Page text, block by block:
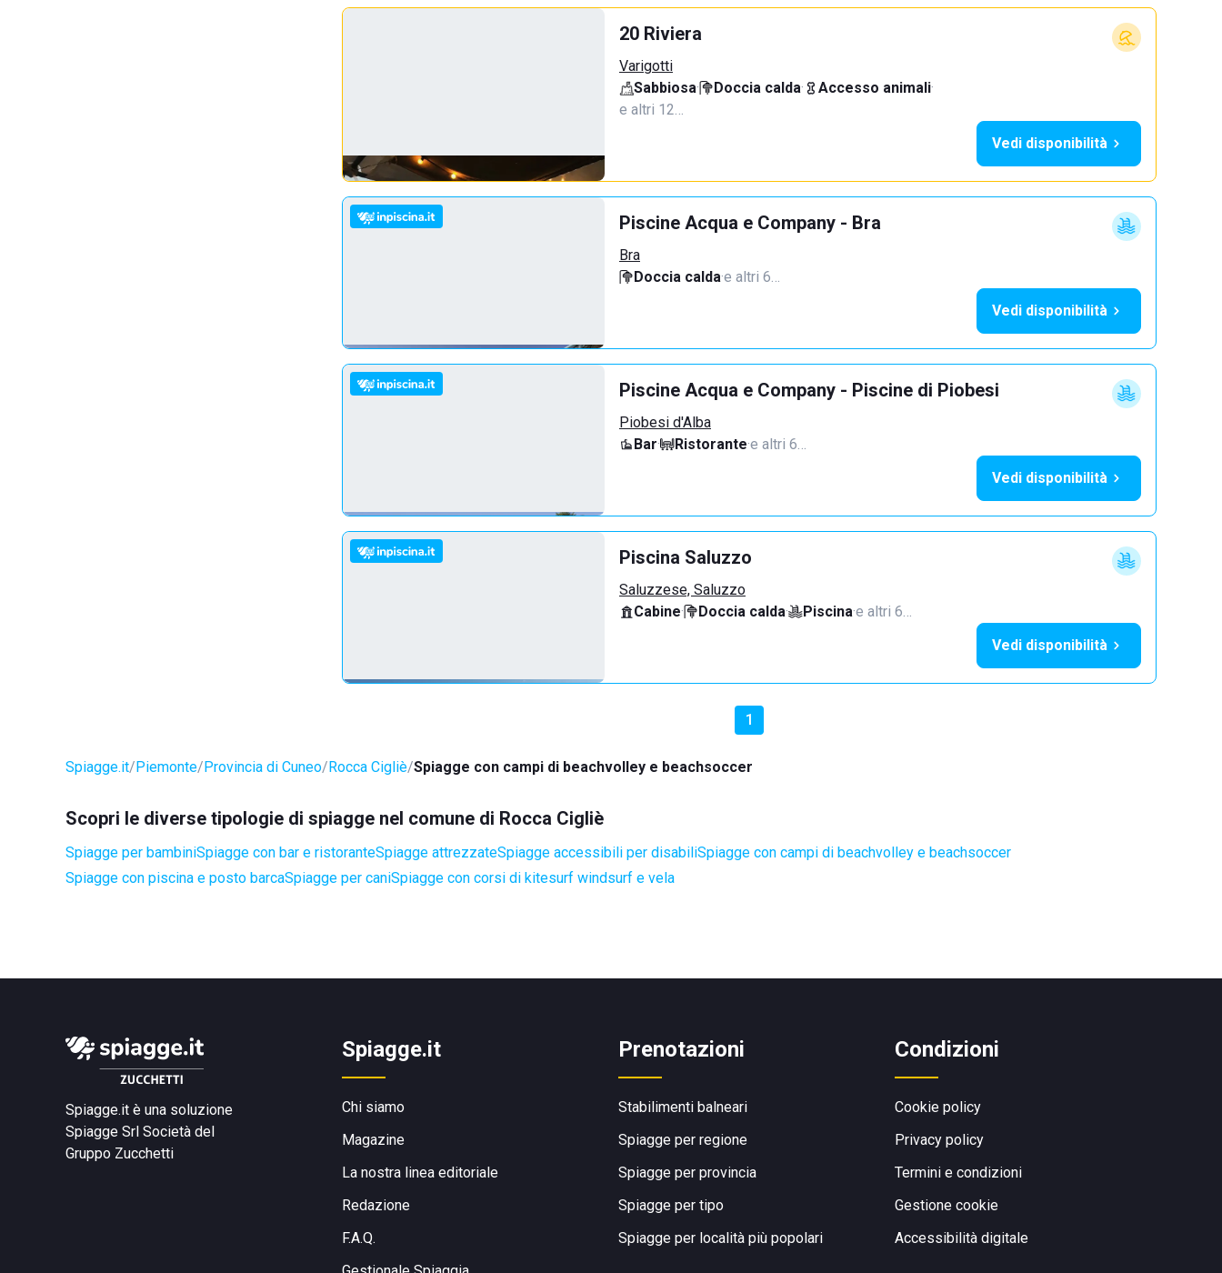
20 Riviera
Varigotti
Sabbiosa· Doccia calda· Accesso animali·
e altri 12…
Vedi disponibilità
Piscine Acqua e Company - Bra
Bra
Doccia calda·e altri 6…
Vedi disponibilità
Piscine Acqua e Company - Piscine di Piobesi
Piobesi d'Alba
Bar· Ristorante·e altri 6…
Vedi disponibilità
Piscina Saluzzo
Saluzzese, Saluzzo
Cabine· Doccia calda· Piscina·e altri 6…
Vedi disponibilità
1
Spiagge.it Piemonte Provincia di Cuneo Rocca Cigliè Spiagge con campi di beachvolley e beachsoccer
Scopri le diverse tipologie di spiagge nel comune di Rocca Cigliè
Spiagge per bambiniSpiagge con bar e ristoranteSpiagge attrezzateSpiagge accessibili per disabiliSpiagge con campi di beachvolley e beachsoccer
Spiagge con piscina e posto barcaSpiagge per caniSpiagge con corsi di kitesurf windsurf e vela
Spiagge.it è una soluzione
Spiagge Srl Società del
Gruppo Zucchetti
Spiagge.it
Chi siamo
Magazine
La nostra linea editoriale
Redazione
F.A.Q.
Prenotazioni
Stabilimenti balneari
Spiagge per regione
Spiagge per provincia
Spiagge per tipo
Spiagge per località più popolari
Condizioni
Cookie policy
Privacy policy
Termini e condizioni
Gestione cookie
Accessibilità digitale